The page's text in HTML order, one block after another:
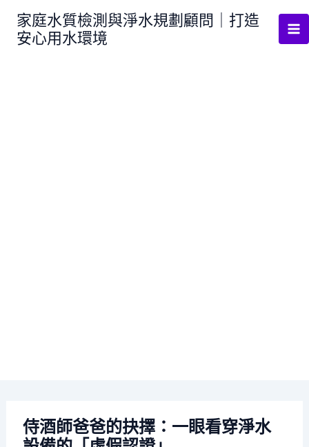
家庭水質檢測與淨水規劃顧問｜打造
安心用水環境
侍酒師爸爸的抉擇：一眼看穿淨水